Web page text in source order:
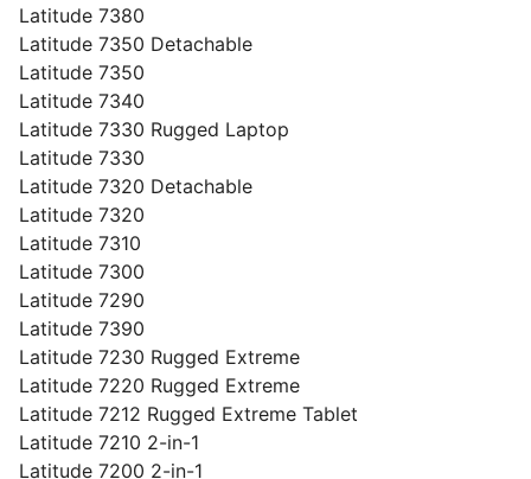
Latitude 7380
Latitude 7350 Detachable
Latitude 7350
Latitude 7340
Latitude 7330 Rugged Laptop
Latitude 7330
Latitude 7320 Detachable
Latitude 7320
Latitude 7310
Latitude 7300
Latitude 7290
Latitude 7390
Latitude 7230 Rugged Extreme
Latitude 7220 Rugged Extreme
Latitude 7212 Rugged Extreme Tablet
Latitude 7210 2-in-1
Latitude 7200 2-in-1